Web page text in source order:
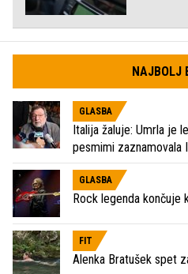
NAJBOLJ
GLASBA
Italija žaluje: Umrla je
pesmimi zaznamovala
GLASBA
Rock legenda končuje
FIT
Alenka Bratušek spet